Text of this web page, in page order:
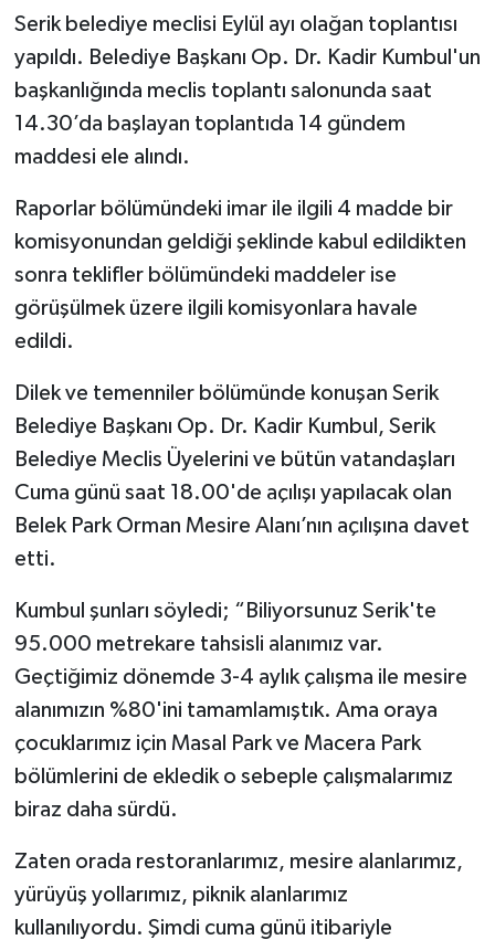
Serik belediye meclisi Eylül ayı olağan toplantısı
yapıldı. Belediye Başkanı Op. Dr. Kadir Kumbul'un
başkanlığında meclis toplantı salonunda saat
14.30’da başlayan toplantıda 14 gündem
maddesi ele alındı.
Raporlar bölümündeki imar ile ilgili 4 madde bir
komisyonundan geldiği şeklinde kabul edildikten
sonra teklifler bölümündeki maddeler ise
görüşülmek üzere ilgili komisyonlara havale
edildi.
Dilek ve temenniler bölümünde konuşan Serik
Belediye Başkanı Op. Dr. Kadir Kumbul, Serik
Belediye Meclis Üyelerini ve bütün vatandaşları
Cuma günü saat 18.00'de açılışı yapılacak olan
Belek Park Orman Mesire Alanı’nın açılışına davet
etti.
Kumbul şunları söyledi; “Biliyorsunuz Serik'te
95.000 metrekare tahsisli alanımız var.
Geçtiğimiz dönemde 3-4 aylık çalışma ile mesire
alanımızın %80'ini tamamlamıştık. Ama oraya
çocuklarımız için Masal Park ve Macera Park
bölümlerini de ekledik o sebeple çalışmalarımız
biraz daha sürdü.
Zaten orada restoranlarımız, mesire alanlarımız,
yürüyüş yollarımız, piknik alanlarımız
kullanılıyordu. Şimdi cuma günü itibariyle